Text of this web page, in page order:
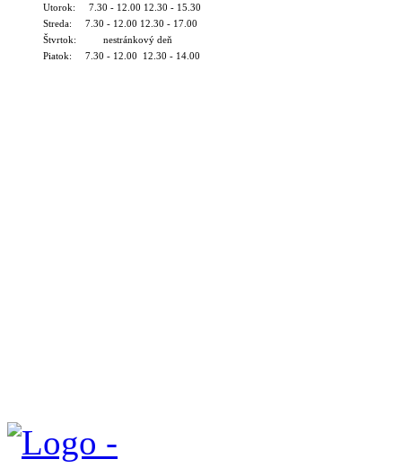
Utorok: 7.30 - 12.00 12.30 - 15.30
Streda: 7.30 - 12.00 12.30 - 17.00
Štvrtok: nestránkový deň
Piatok: 7.30 - 12.00 12.30 - 14.00